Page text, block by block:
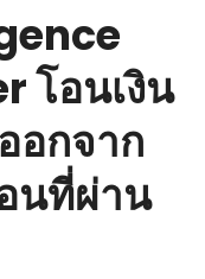
โอนเงิน
อกจาก
นที่ผ่าน